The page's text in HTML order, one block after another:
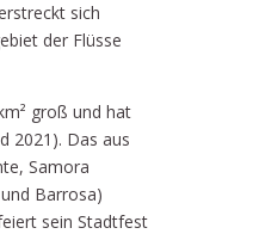
sich
der Flüsse
groß und hat
2021). Das aus
Samora
Barrosa)
sein Stadtfest